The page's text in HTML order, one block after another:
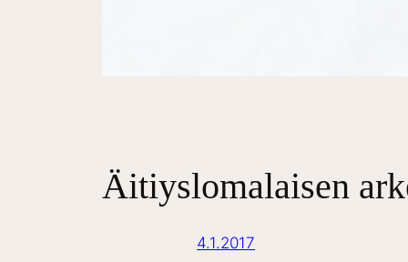
Äitiyslomalaisen
4.1.2017